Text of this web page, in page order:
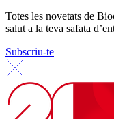
Totes les novetats de
salut a la teva safata
Subscriu-te